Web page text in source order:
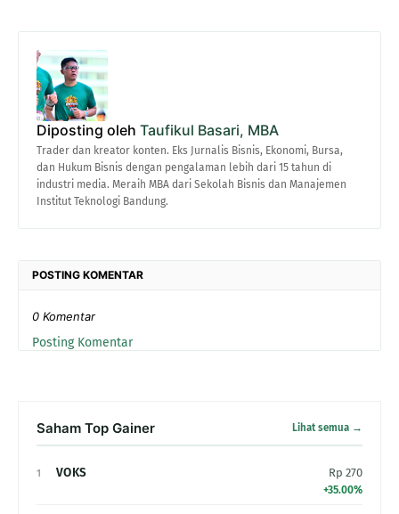
Diposting oleh Taufikul Basari, MBA
Trader dan kreator konten. Eks Jurnalis Bisnis, Ekonomi, Bursa,
dan Hukum Bisnis dengan pengalaman lebih dari 15 tahun di
industri media. Meraih MBA dari Sekolah Bisnis dan Manajemen
Institut Teknologi Bandung.
POSTING KOMENTAR
0 Komentar
Posting Komentar
Saham Top Gainer Lihat semua →
1 VOKS Rp 270
+35.00%